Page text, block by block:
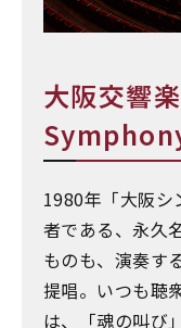
大阪交響
1980年「大阪シ
者である、永久
ものも、演奏す
提唱。いつも聴
は、「魂の叫び